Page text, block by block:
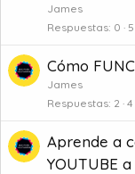
James
Respuestas 0
Cómo
James
Respuestas 2
Aprende a
YOUTUBE